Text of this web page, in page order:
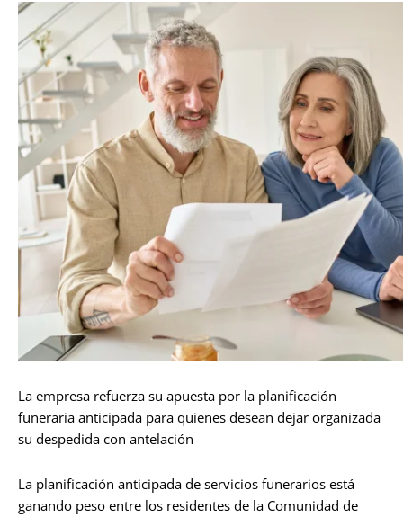
La empresa refuerza su apuesta por la planificación
funeraria anticipada para quienes desean dejar organizada
su despedida con antelación
La planificación anticipada de servicios funerarios está
ganando peso entre los residentes de la Comunidad de